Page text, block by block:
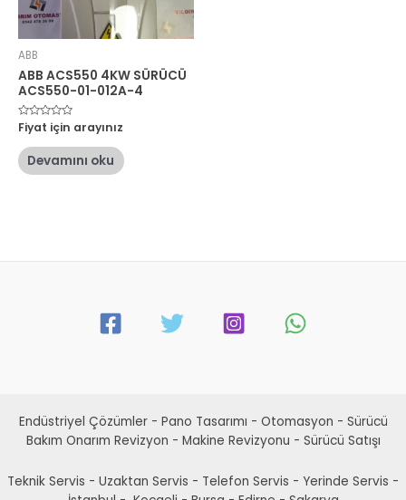
ABB
ABB ACS550 4KW SÜRÜCÜ
ACS550-01-012A-4
5
üzerinden
oy
aldı
Fiyat için arayınız
Devamını oku
Endüstriyel Çözümler - Pano Tasarımı - Otomasyon - Sürücü
Bakım Onarım Revizyon - Makine Revizyonu - Sürücü Satışı
Teknik Servis - Uzaktan Servis - Telefon Servis - Yerinde Servis -